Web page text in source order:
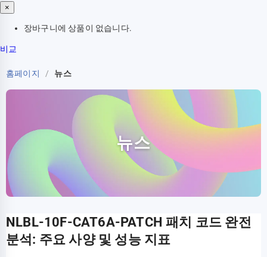
×
장바구니에 상품이 없습니다.
비교
홈페이지 / 뉴스
뉴스
NLBL-10F-CAT6A-PATCH 패치 코드 완전
분석: 주요 사양 및 성능 지표